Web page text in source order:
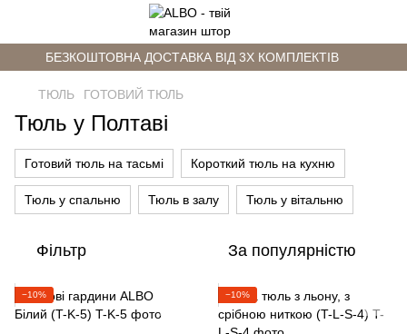
БЕЗКОШТОВНА ДОСТАВКА ВІД 3Х КОМПЛЕКТІВ
ТЮЛЬ ГОТОВИЙ ТЮЛЬ
Тюль у Полтаві
Готовий тюль на тасьмі Короткий тюль на кухню
Тюль у спальню Тюль в залу Тюль у вітальню
Фільтр За популярністю
−10% −10%